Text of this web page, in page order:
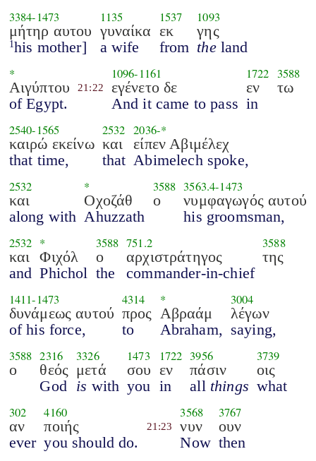
3384-1473
μήτηρ αυτου
1 his mother]
1135
γυναίκα
a wife
1537
εκ
from
1093
γης
theland
*
Αιγύπτου
of Egypt.
21:22
1096-1161
εγένετο δε
And it came to pass
1722
εν
in
3588
τω
2540-1565
καιρώ εκείνω
that time,
2532
και
that
2036-*
είπεν Αβιμέλεχ
Abimelech spoke,
2532
και
along with
*
Οχοζάθ
Ahuzzath
3588
ο
3563.4-1473
νυμφαγωγός αυτού
his groomsman,
2532
και
and
*
Φιχόλ
Phichol
3588
ο
the
751.2
αρχιστράτηγος
commander-in-chief
3588
της
1411-1473
δυνάμεως αυτού
of his force,
4314
προς
to
*
Αβραάμ
Abraham,
3004
λέγων
saying,
3588
ο
2316
θεός
God
3326
μετά
is with
1473
σου
you
1722
εν
in
3956
πάσιν
all things
3739
οις
what
302
αν
ever
4160
ποιής
you should do.
21:23
3568
νυν
Now
3767
ουν
then